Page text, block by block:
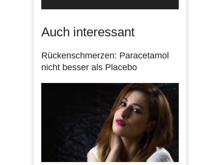
Auch interessant
Rückenschmerzen: Paracetamol
nicht besser als Placebo